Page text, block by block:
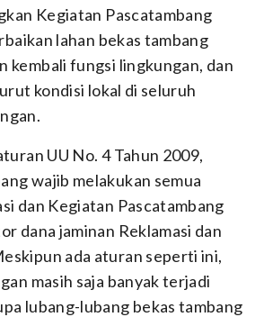
Kegiatan Pascatambang
lahan bekas tambang
kembali fungsi lingkungan, dan
kondisi lokal di seluruh
UU No. 4 Tahun 2009,
wajib melakukan semua
dan Kegiatan Pascatambang
dana jaminan Reklamasi dan
ada aturan seperti ini,
masih saja banyak terjadi
lubang-lubang bekas tambang